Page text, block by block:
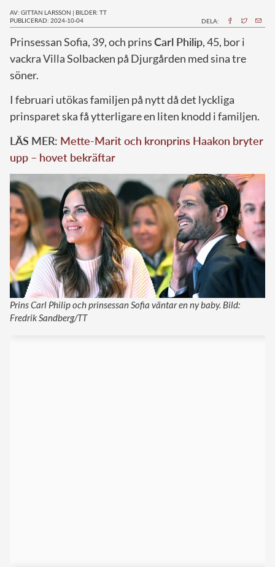
AV: GITTAN LARSSON | BILDER: TT
PUBLICERAD: 2024-10-04
DELA:
Prinsessan Sofia, 39, och prinsCarl Philip, 45, bor i
vackra Villa Solbacken på Djurgården med sina tre
söner.
I februari utökas familjen på nytt då det lyckliga
prinsparet ska få ytterligare en liten knodd i familjen.
LÄS MER: Mette-Marit och kronprins Haakon bryter
upp – hovet bekräftar
Prins Carl Philip och prinsessan Sofia väntar en ny baby. Bild:
Fredrik Sandberg/TT